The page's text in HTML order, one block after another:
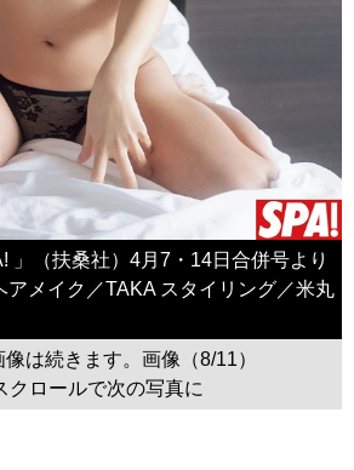
」（扶桑社）4月7・14日合併号より
アメイク／TAKA スタイリング／米丸
像は続きます。画像（8/11）
クロールで次の写真に